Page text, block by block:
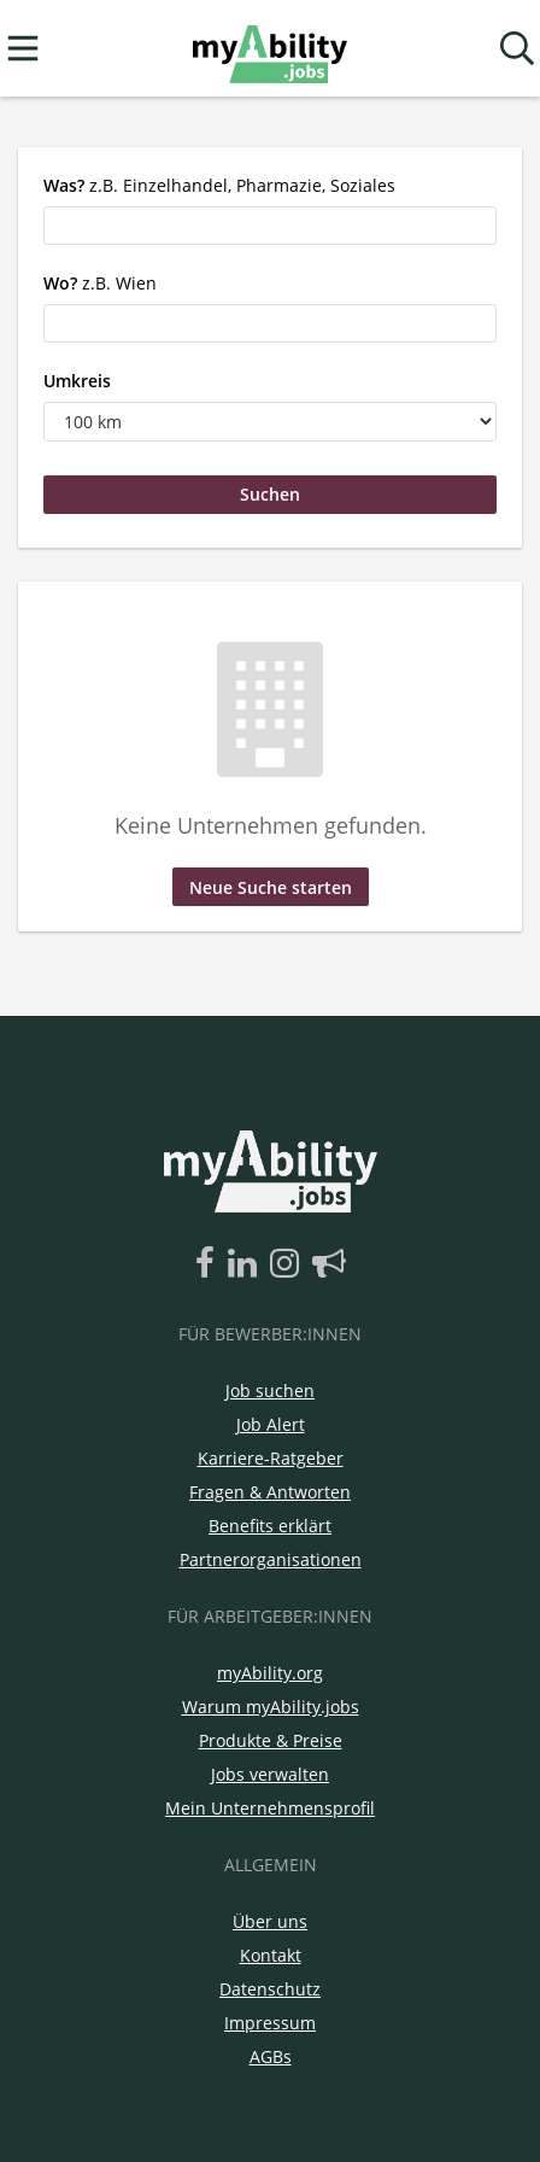
Was? z.B. Einzelhandel, Pharmazie, Soziales
Wo? z.B. Wien
Umkreis
Keine Unternehmen gefunden.
Neue Suche starten
FÜR BEWERBER:INNEN
Job suchen
Job Alert
Karriere-Ratgeber
Fragen & Antworten
Benefits erklärt
Partnerorganisationen
FÜR ARBEITGEBER:INNEN
myAbility.org
Warum myAbility.jobs
Produkte & Preise
Jobs verwalten
Mein Unternehmensprofil
ALLGEMEIN
Über uns
Kontakt
Datenschutz
Impressum
AGBs